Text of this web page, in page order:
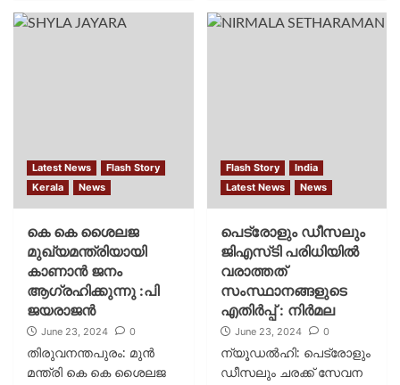
പേർ കൂടി ഇന്ന് രാവിലെ
മദ്യ കമ്പനികൾ
Latest News
Flash Story
Kerala
News
കെ കെ ശൈലജ
മുഖ്യമന്ത്രിയായി
കാണാന്‍ ജനം
ആഗ്രഹിക്കുന്നു :പി
ജയരാജന്‍
June 23, 2024
0
തിരുവനന്തപുരം: മുന്‍
മന്ത്രി കെ കെ ശൈലജ
Flash Story
India
Latest News
News
പെട്രോളും ഡീസലും
ജിഎസ്‌ടി പരിധിയിൽ
വരാത്തത്
സംസ്ഥാനങ്ങളുടെ
എതിർപ്പ് : നിർമല
June 23, 2024
0
ന്യൂഡൽഹി: പെട്രോളും
ഡീസലും ചരക്ക് സേവന